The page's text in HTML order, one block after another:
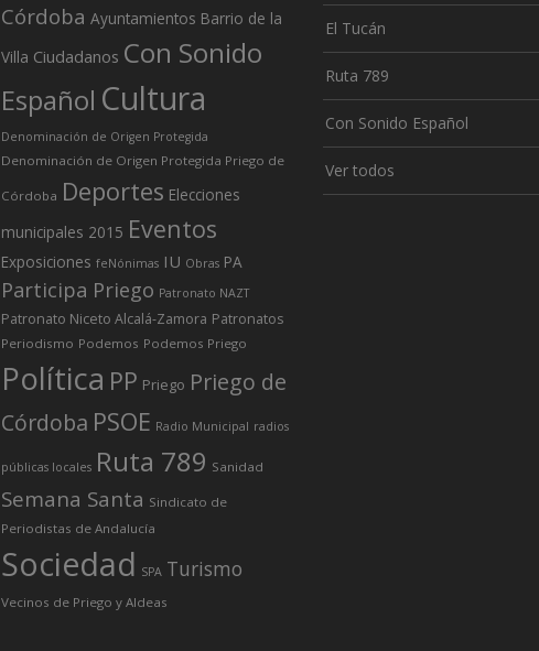
Córdoba Ayuntamientos Barrio de la
Villa Ciudadanos Con Sonido
Español Cultura
Denominación de Origen Protegida
Denominación de Origen Protegida Priego de
Córdoba Deportes Elecciones
municipales 2015 Eventos
Exposiciones feNónimas IU Obras PA
Participa Priego Patronato NAZT
Patronato Niceto Alcalá-Zamora Patronatos
Periodismo Podemos Podemos Priego
Política PP Priego Priego de
Córdoba PSOE Radio Municipal radios
públicas locales Ruta 789 Sanidad
Semana Santa Sindicato de
Periodistas de Andalucía
Sociedad SPA Turismo
Vecinos de Priego y Aldeas
El Tucán
Ruta 789
Con Sonido Español
Ver todos